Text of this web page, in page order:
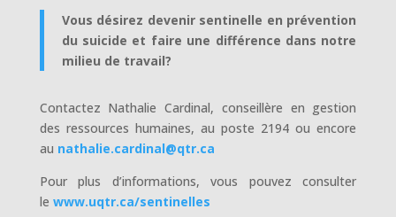
Vous désirez devenir sentinelle en prévention
du suicide et faire une différence dans notre
milieu de travail?
Contactez Nathalie Cardinal, conseillère en gestion
des ressources humaines, au poste 2194 ou encore
au nathalie.cardinal@qtr.ca
Pour plus d’informations, vous pouvez consulter
le www.uqtr.ca/sentinelles